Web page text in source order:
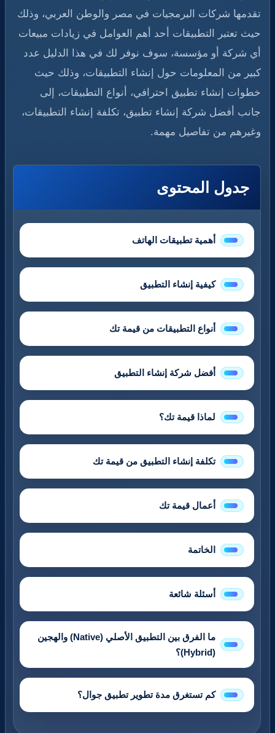
تقدمها شركات البرمجيات في مصر والوطن العربي، وذلك
حيث تعتبر التطبيقات أحد أهم العوامل في زيادات مبيعات
أي شركة أو مؤسسة، سوف نوفر لك في هذا الدليل عدد
كبير من المعلومات حول إنشاء التطبيقات، وذلك حيث
خطوات إنشاء تطبيق احترافي، أنواع التطبيقات، إلى
جانب أفضل شركة إنشاء تطبيق، تكلفة إنشاء التطبيقات،
وغيرهم من تفاصيل مهمة.
جدول المحتوى
أهمية تطبيقات الهاتف
كيفية إنشاء التطبيق
أنواع التطبيقات من قيمة تك
أفضل شركة إنشاء التطبيق
لماذا قيمة تك؟
تكلفة إنشاء التطبيق من قيمة تك
أعمال قيمة تك
الخاتمة
أسئلة شائعة
ما الفرق بين التطبيق الأصلي (Native) والهجين
(Hybrid)؟
كم تستغرق مدة تطوير تطبيق جوال؟